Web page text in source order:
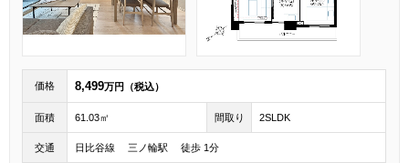
価格 8,499万円（税込）
面積 61.03㎡ 間取り 2SLDK
交通 日比谷線 三ノ輪駅 徒歩 1分